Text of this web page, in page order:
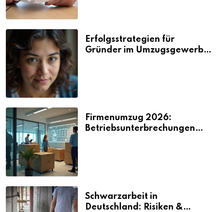
Erfolgsstrategien für
Gründer im Umzugsgewerbe
Firmenumzug 2026:
Betriebsunterbrechungen
Schwarzarbeit in
Deutschland: Risiken &